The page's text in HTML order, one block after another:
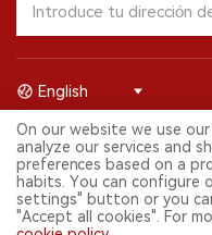
© 2026 Shenzhen 2FIRSTS
reservados.
2FIRSTS solo es accesible
investigadores, medios y otros
está prohibido.
Este sitio web presta
English
On our website we use
analyze our services and
preferences based on a
habits. You can configure
settings" button or you
"Accept all cookies". For